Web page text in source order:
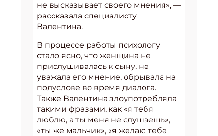
не высказывает своего мнения», —
рассказала специалисту
Валентина.
В процессе работы психологу
стало ясно, что женщина не
прислушивалась к сыну, не
уважала его мнение, обрывала на
полуслове во время диалога.
Также Валентина злоупотребляла
такими фразами, как «я тебя
люблю, а ты меня не слушаешь»,
«ты же мальчик», «я желаю тебе